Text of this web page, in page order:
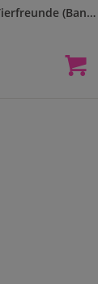
Die magischen Tierfreunde (Band 23) - Polly Polarfuchs und der Zauberregen